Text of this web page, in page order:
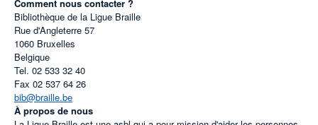
Comment nous contacter ?
Bibliothèque de la Ligue Braille
Rue d'Angleterre 57
1060 Bruxelles
Belgique
Tel. 02 533 32 40
Fax 02 537 64 26
bib@braille.be
À propos de nous